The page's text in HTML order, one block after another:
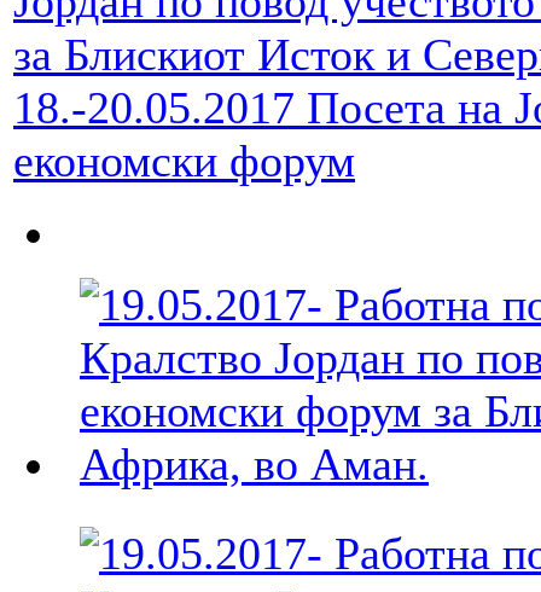
18.-20.05.2017 Посета на
економски форум